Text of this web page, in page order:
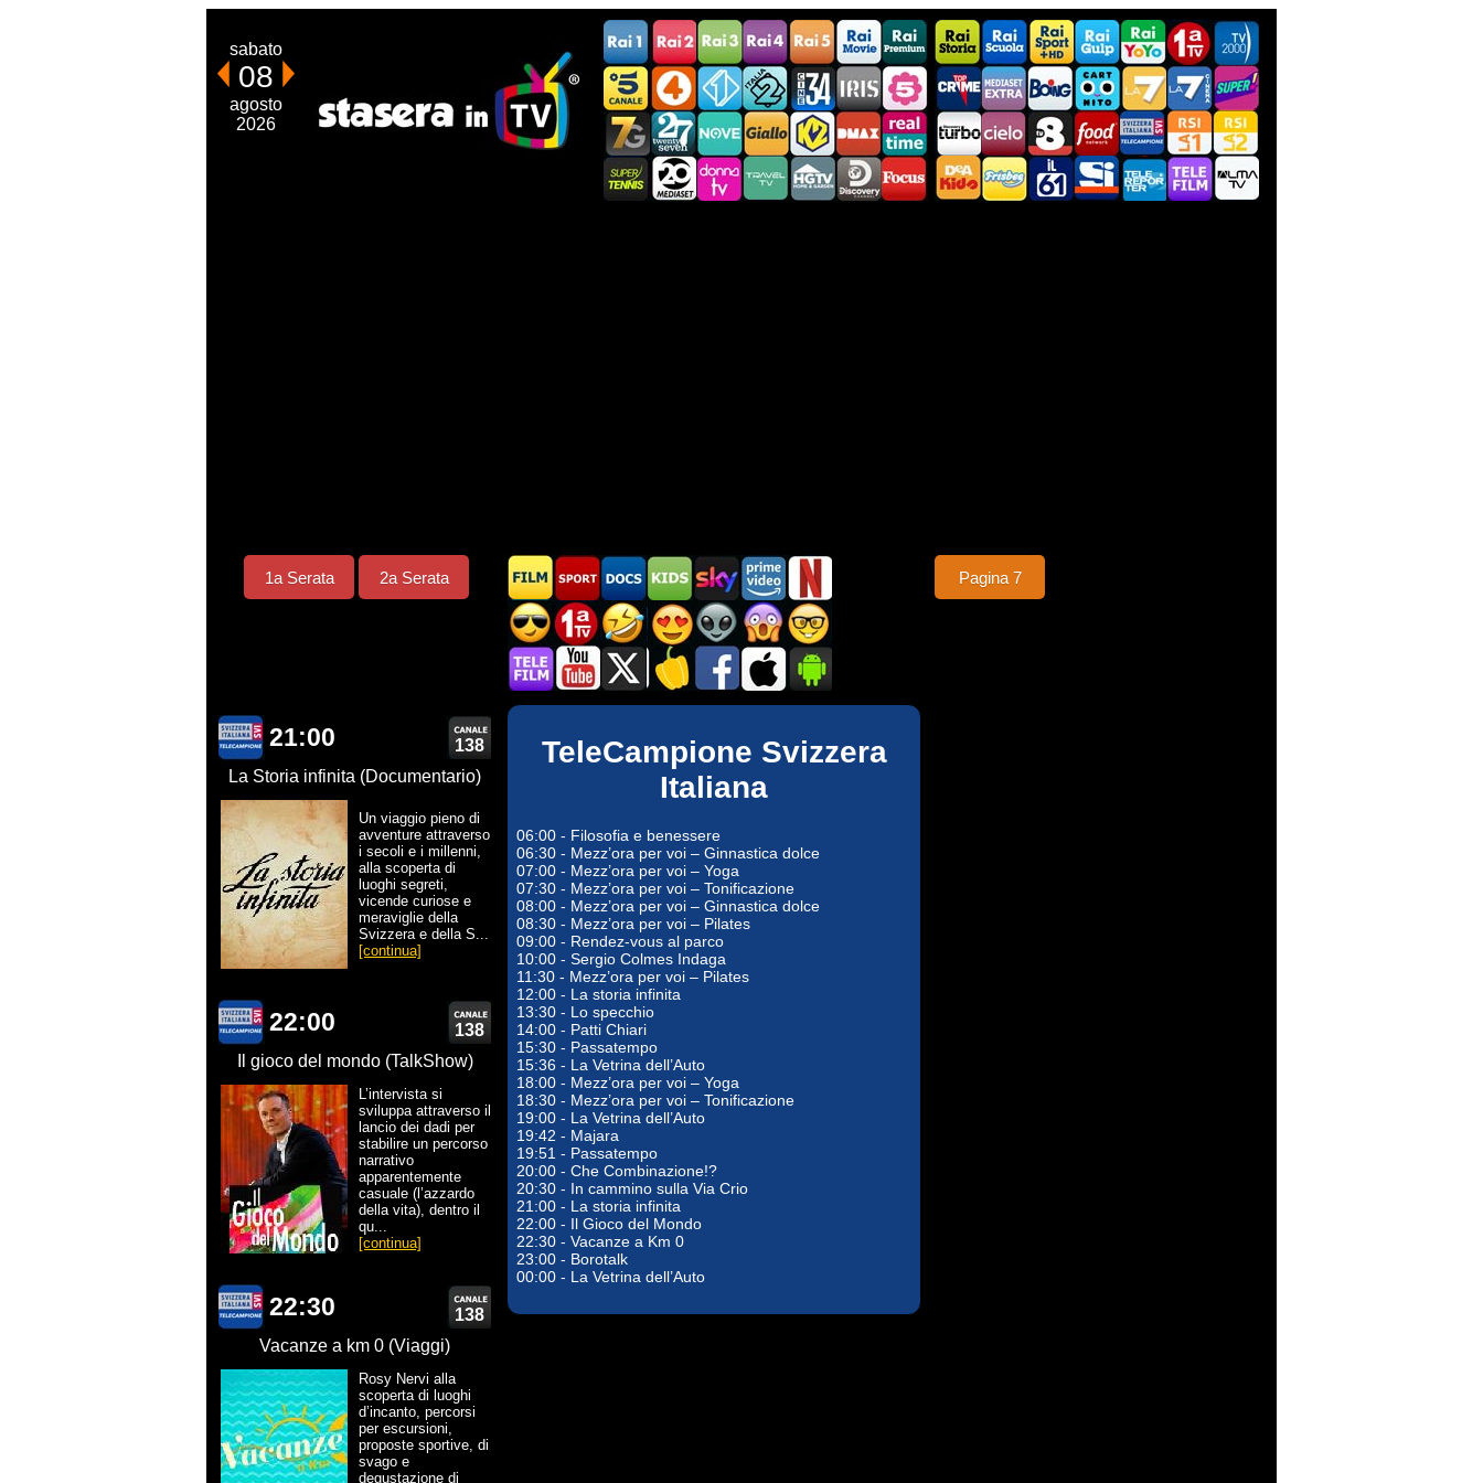
sabato
08
agosto
2026
1a Serata 2a Serata Pagina 7
21:00
138
La Storia infinita (Documentario)
Un viaggio pieno di
avventure attraverso
i secoli e i millenni,
alla scoperta di
luoghi segreti,
vicende curiose e
meraviglie della
Svizzera e della S...
[continua]
22:00
138
Il gioco del mondo (TalkShow)
L’intervista si
sviluppa attraverso il
lancio dei dadi per
stabilire un percorso
narrativo
apparentemente
casuale (l’azzardo
della vita), dentro il
qu...
[continua]
22:30
138
Vacanze a km 0 (Viaggi)
Rosy Nervi alla
scoperta di luoghi
d’incanto, percorsi
per escursioni,
proposte sportive, di
svago e
degustazione di
TeleCampione Svizzera
Italiana
06:00 - Filosofia e benessere
06:30 - Mezz’ora per voi – Ginnastica dolce
07:00 - Mezz’ora per voi – Yoga
07:30 - Mezz’ora per voi – Tonificazione
08:00 - Mezz’ora per voi – Ginnastica dolce
08:30 - Mezz’ora per voi – Pilates
09:00 - Rendez-vous al parco
10:00 - Sergio Colmes Indaga
11:30 - Mezz’ora per voi – Pilates
12:00 - La storia infinita
13:30 - Lo specchio
14:00 - Patti Chiari
15:30 - Passatempo
15:36 - La Vetrina dell’Auto
18:00 - Mezz’ora per voi – Yoga
18:30 - Mezz’ora per voi – Tonificazione
19:00 - La Vetrina dell’Auto
19:42 - Majara
19:51 - Passatempo
20:00 - Che Combinazione!?
20:30 - In cammino sulla Via Crio
21:00 - La storia infinita
22:00 - Il Gioco del Mondo
22:30 - Vacanze a Km 0
23:00 - Borotalk
00:00 - La Vetrina dell’Auto